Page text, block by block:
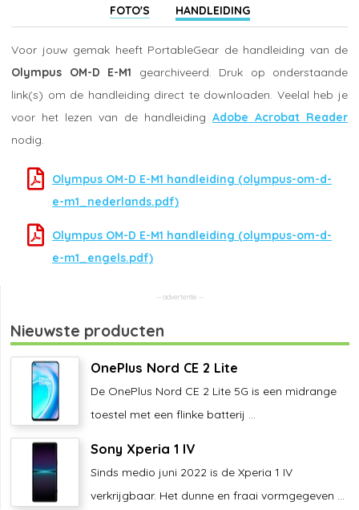
FOTO'S HANDLEIDING
Voor jouw gemak heeft PortableGear de handleiding van de
Olympus OM-D E-M1 gearchiveerd. Druk op onderstaande
link(s) om de handleiding direct te downloaden. Veelal heb je
voor het lezen van de handleiding Adobe Acrobat Reader
nodig.
Olympus OM-D E-M1 handleiding (olympus-om-d-
e-m1_nederlands.pdf)
Olympus OM-D E-M1 handleiding (olympus-om-d-
e-m1_engels.pdf)
Nieuwste producten
OnePlus Nord CE 2 Lite
De OnePlus Nord CE 2 Lite 5G is een midrange
toestel met een flinke batterij ...
Sony Xperia 1 IV
Sinds medio juni 2022 is de Xperia 1 IV
verkrijgbaar. Het dunne en fraai vormgegeven ...